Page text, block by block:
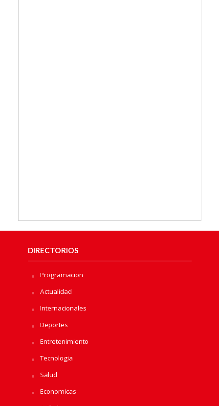
DIRECTORIOS
Programacion
Actualidad
Internacionales
Deportes
Entretenimiento
Tecnologia
Salud
Economicas